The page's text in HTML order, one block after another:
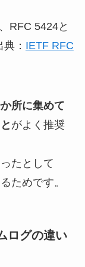
RFC 5424と
： IETF RFC
所に集めて
がよく推奨
たとして
ためです。
ログの違い